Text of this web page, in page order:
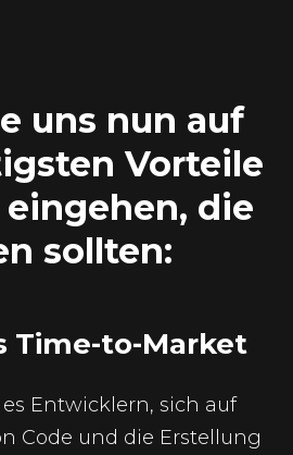
uns nun auf
Vorteile
eingehen, die
sollten:
Time-to-Market
Entwicklern, sich auf
Code und die Erstellung